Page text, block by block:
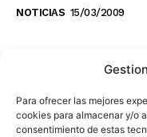
Para ofrecer las mejores
cookies para almacenar y/o
consentimiento de estas
NOTICIAS 15/03/2009
NO TE PIERDAS LO